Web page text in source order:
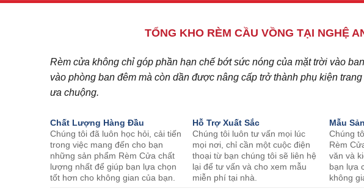
TỔNG KHO RÈM CẦU VỒNG TẠI NGHỆ
Rèm cửa không chỉ góp phần hạn chế bớt sức nóng của mặt trời vào
vào phòng ban đêm mà còn dần được nâng cấp trở thành phụ kiện
ưa chuộng.
Chất Lượng Hàng Đầu
Chúng tôi đã luôn học hỏi, cải tiến
trong việc mang đến cho bạn
những sản phẩm Rèm Cửa chất
lượng nhất để giúp bạn lựa chọn
tốt hơn cho không gian của bạn.
Hỗ Trợ Xuất Sắc
Chúng tôi luôn tư vấn mọi lúc
mọi nơi, chỉ cần một cuộc điện
thoại từ bạn chúng tôi sẽ liên hệ
lại để tư vấn và cho xem mẫu
miễn phí tại nhà.
Mẫu
Chúng
Rèm
văn và
bạn lựa
không